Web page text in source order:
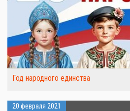
Год народного единства
20 февраля 2021